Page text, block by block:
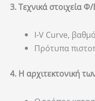
3. Τεχνικά στοιχεία
I-V Curve,
Πρότυπα
4. Η αρχιτεκτονική